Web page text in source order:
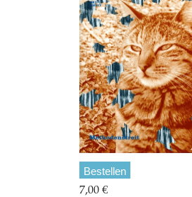
Bestellen
7,00 €